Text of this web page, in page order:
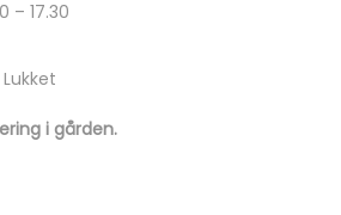
– 17.30
i gården.